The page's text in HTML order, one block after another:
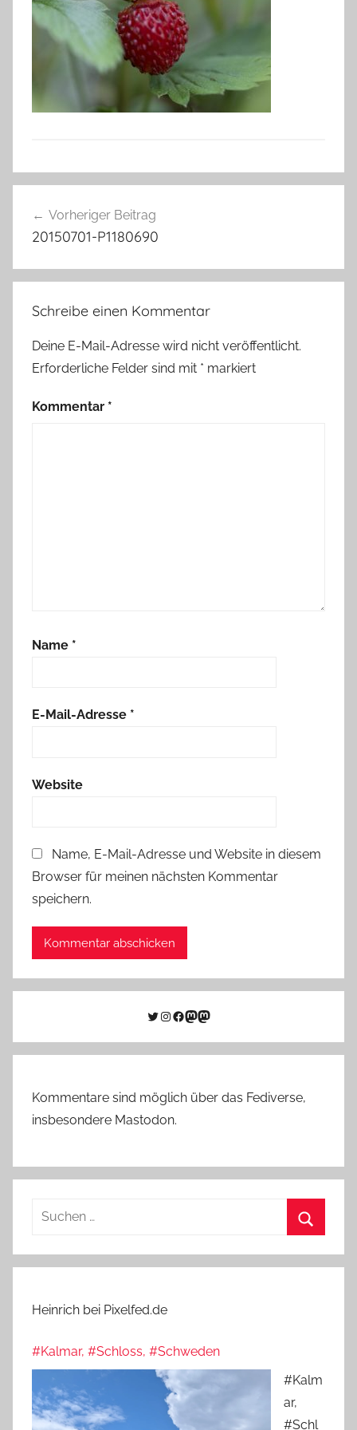
Vorheriger Beitrag
20150701-P1180690
Schreibe einen Kommentar
Deine E-Mail-Adresse wird nicht veröffentlicht.
Erforderliche Felder sind mit * markiert
Kommentar *
Name *
E-Mail-Adresse *
Website
Name, E-Mail-Adresse und Website in diesem
Browser für meinen nächsten Kommentar
speichern.
Twitter
Instagram
Facebook
Link zu Mastodon
Mastodon
Kommentare sind möglich über das Fediverse,
insbesondere Mastodon.
Suchen
Heinrich bei Pixelfed.de
#Kalmar, #Schloss, #Schweden
#Kalm
ar,
#Schl